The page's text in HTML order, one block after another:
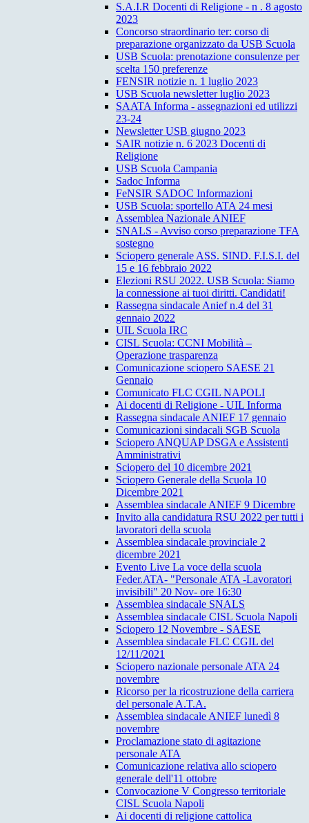
S.A.I.R Docenti di Religione - n . 8 agosto
2023
Concorso straordinario ter: corso di
preparazione organizzato da USB Scuola
USB Scuola: prenotazione consulenze per
scelta 150 preferenze
FENSIR notizie n. 1 luglio 2023
USB Scuola newsletter luglio 2023
SAATA Informa - assegnazioni ed utilizzi
23-24
Newsletter USB giugno 2023
SAIR notizie n. 6 2023 Docenti di
Religione
USB Scuola Campania
Sadoc Informa
FeNSIR SADOC Informazioni
USB Scuola: sportello ATA 24 mesi
Assemblea Nazionale ANIEF
SNALS - Avviso corso preparazione TFA
sostegno
Sciopero generale ASS. SIND. F.I.S.I. del
15 e 16 febbraio 2022
Elezioni RSU 2022. USB Scuola: Siamo
la connessione ai tuoi diritti. Candidati!
Rassegna sindacale Anief n.4 del 31
gennaio 2022
UIL Scuola IRC
CISL Scuola: CCNI Mobilità –
Operazione trasparenza
Comunicazione sciopero SAESE 21
Gennaio
Comunicato FLC CGIL NAPOLI
Ai docenti di Religione - UIL Informa
Rassegna sindacale ANIEF 17 gennaio
Comunicazioni sindacali SGB Scuola
Sciopero ANQUAP DSGA e Assistenti
Amministrativi
Sciopero del 10 dicembre 2021
Sciopero Generale della Scuola 10
Dicembre 2021
Assemblea sindacale ANIEF 9 Dicembre
Invito alla candidatura RSU 2022 per tutti i
lavoratori della scuola
Assemblea sindacale provinciale 2
dicembre 2021
Evento Live La voce della scuola
Feder.ATA- "Personale ATA -Lavoratori
invisibili" 20 Nov- ore 16:30
Assemblea sindacale SNALS
Assemblea sindacale CISL Scuola Napoli
Sciopero 12 Novembre - SAESE
Assemblea sindacale FLC CGIL del
12/11/2021
Sciopero nazionale personale ATA 24
novembre
Ricorso per la ricostruzione della carriera
del personale A.T.A.
Assemblea sindacale ANIEF lunedì 8
novembre
Proclamazione stato di agitazione
personale ATA
Comunicazione relativa allo sciopero
generale dell'11 ottobre
Convocazione V Congresso territoriale
CISL Scuola Napoli
Ai docenti di religione cattolica